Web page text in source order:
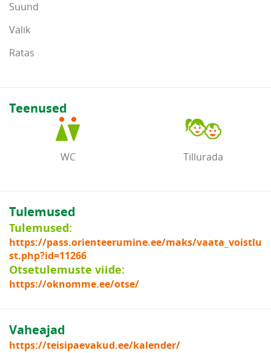
Suund
Valik
Ratas
Teenused
WC Tillurada
Tulemused
Tulemused:
https://pass.orienteerumine.ee/maks/vaata_voistlu
st.php?id=11266
Otsetulemuste viide:
https://oknomme.ee/otse/
Vaheajad
https://teisipaevakud.ee/kalender/